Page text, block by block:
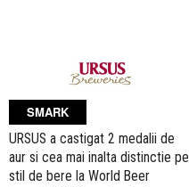
SMARK
URSUS a castigat 2 medalii de
aur si cea mai inalta distinctie pe
stil de bere la World Beer